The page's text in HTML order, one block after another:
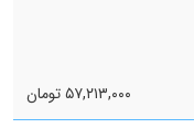
۵۷,۲۱۳,۰۰۰ تومان